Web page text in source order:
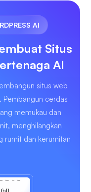
AI
Situs
AI
situs web
Pembangun cerdas
memukau dan
menghilangkan
rumit dan kerumitan